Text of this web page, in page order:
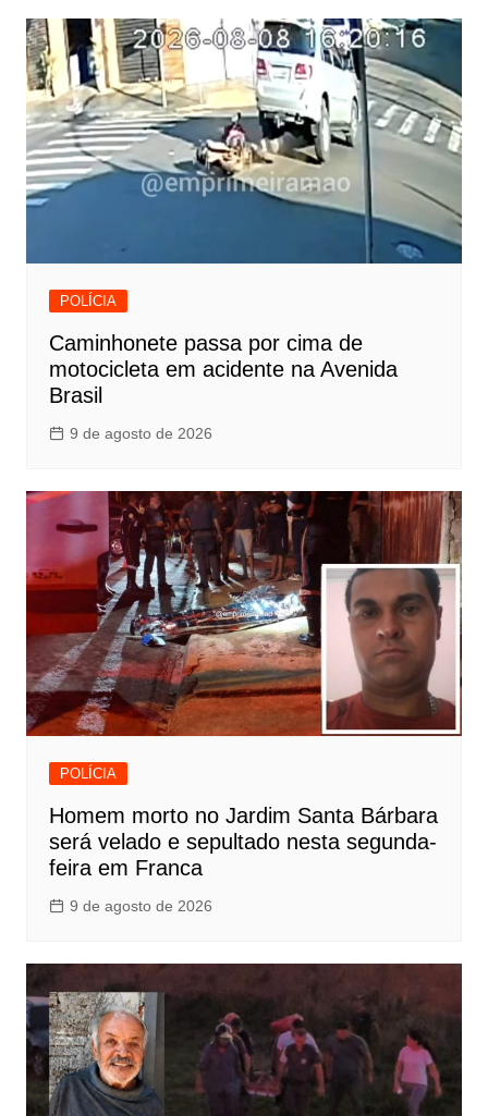
POLÍCIA
Caminhonete passa por cima de
motocicleta em acidente na Avenida
Brasil
9 de agosto de 2026
POLÍCIA
Homem morto no Jardim Santa Bárbara
será velado e sepultado nesta segunda-
feira em Franca
9 de agosto de 2026